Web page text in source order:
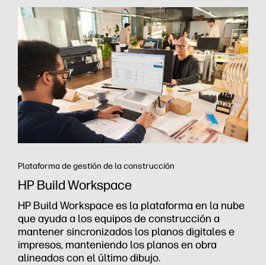
Plataforma de gestión de la construcción
HP Build Workspace
HP Build Workspace es la plataforma en la nube
que ayuda a los equipos de construcción a
mantener sincronizados los planos digitales e
impresos, manteniendo los planos en obra
alineados con el último dibujo.